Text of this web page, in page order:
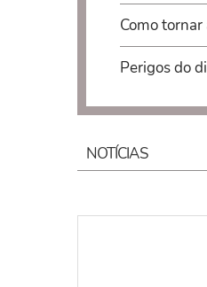
Como
Perigos do
NOTÍCIAS